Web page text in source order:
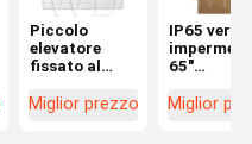
Piccolo
elevatore
fissato al
contrassegno
Miglior prezzo
IP65
65"
fissato al
Miglior